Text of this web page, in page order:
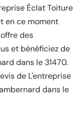
Éclat Toiture
en ce moment
des
et bénéficiez de
dans le 31470.
de L'entreprise
dans le